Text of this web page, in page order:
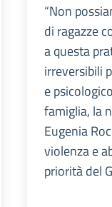
“Non
di ragazze
a questa
irreversibili
e
famiglia, la
Eugenia
violenza e
priorità del